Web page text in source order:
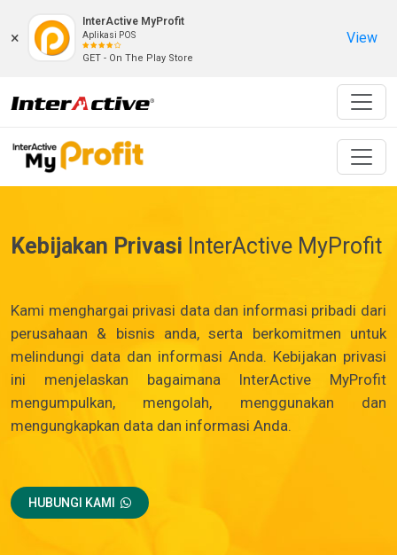
×
InterActive MyProfit
Aplikasi POS
GET - On The Play Store
View
Kebijakan Privasi InterActive MyProfit
Kami menghargai privasi data dan informasi pribadi dari
perusahaan & bisnis anda, serta berkomitmen untuk
melindungi data dan informasi Anda. Kebijakan privasi
ini menjelaskan bagaimana InterActive MyProfit
mengumpulkan, mengolah, menggunakan dan
mengungkapkan data dan informasi Anda.
HUBUNGI KAMI